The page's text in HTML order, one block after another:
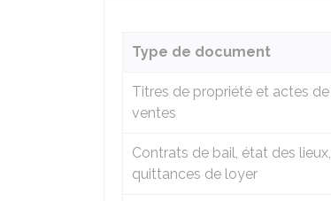
Type de document
Titres de propriété et actes de
ventes
Contrats de bail, état des lieux,
quittances de loyer